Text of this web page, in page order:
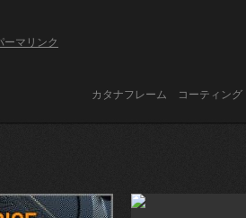
ーマリンク
カタナフレーム コーティング